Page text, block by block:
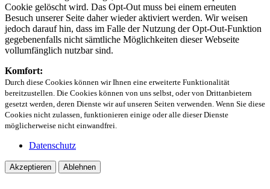
Cookie gelöscht wird. Das Opt-Out muss bei einem erneuten
Besuch unserer Seite daher wieder aktiviert werden. Wir weisen
jedoch darauf hin, dass im Falle der Nutzung der Opt-Out-Funktion
gegebenenfalls nicht sämtliche Möglichkeiten dieser Webseite
vollumfänglich nutzbar sind.
Komfort:
Durch diese Cookies können wir Ihnen eine erweiterte Funktionalität
bereitzustellen. Die Cookies können von uns selbst, oder von Drittanbietern
gesetzt werden, deren Dienste wir auf unseren Seiten verwenden. Wenn Sie diese
Cookies nicht zulassen, funktionieren einige oder alle dieser Dienste
möglicherweise nicht einwandfrei.
Datenschutz
Akzeptieren Ablehnen